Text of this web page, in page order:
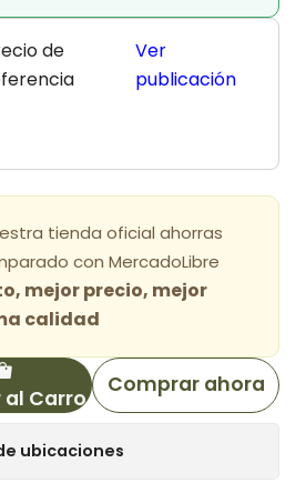
de
Ver
publicación
tienda oficial ahorras
con MercadoLibre
mejor precio, mejor
calidad
al Carro
Comprar ahora
ubicaciones